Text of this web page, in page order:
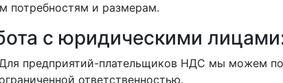
потребностям и размерам.
с юридическими
предприятий-плательщиков НДС мы можем
ответственностью.